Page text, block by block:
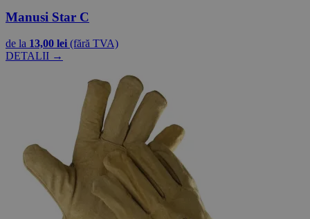
Manusi Star C
de la 13,00 lei (fără TVA)
DETALII →